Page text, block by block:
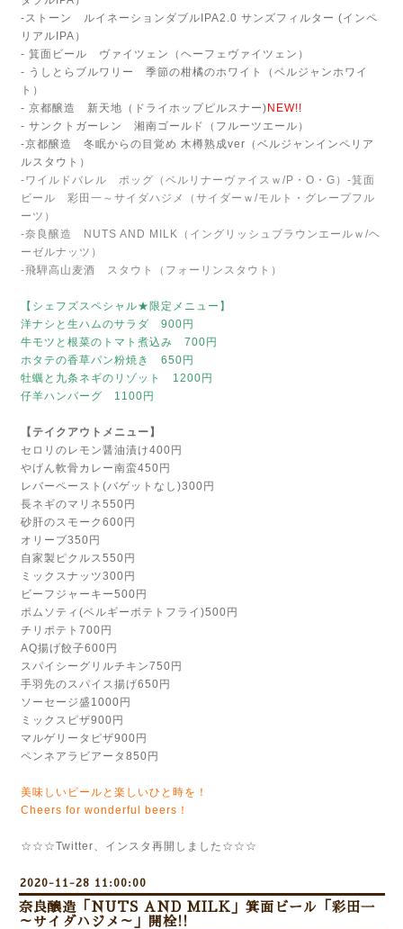
-ストーン ルイネーションダブルIPA2.0 サンズフィルター (インペ
リアルIPA）
- 箕面ビール ヴァイツェン（ヘーフェヴァイツェン）
- うしとらブルワリー 季節の柑橘のホワイト（ベルジャンホワイ
ト）
- 京都醸造 新天地（ドライホップピルスナー) NEW!!
- サンクトガーレン 湘南ゴールド（フルーツエール）
-京都醸造 冬眠からの目覚め 木樽熟成ver（ベルジャンインペリア
ルスタウト）
-ワイルドバレル ポッグ（ベルリナーヴァイスｗ/P・O・G） -箕面
ビール 彩田一～サイダハジメ（サイダーｗ/モルト・グレープフル
ーツ）
-奈良醸造 NUTS AND MILK（イングリッシュブラウンエールｗ/ヘ
ーゼルナッツ）
-飛騨高山麦酒 スタウト（フォーリンスタウト）
【シェフズスペシャル★限定メニュー】
洋ナシと生ハムのサラダ 900円
牛モツと根菜のトマト煮込み 700円
ホタテの香草パン粉焼き 650円
牡蠣と九条ネギのリゾット 1200円
仔羊ハンバーグ 1100円
【テイクアウトメニュー】
セロリのレモン醤油漬け400円
やげん軟骨カレー南蛮450円
レバーペースト(バゲットなし)300円
長ネギのマリネ550円
砂肝のスモーク600円
オリーブ350円
自家製ピクルス550円
ミックスナッツ300円
ビーフジャーキー500円
ポムソティ(ベルギーポテトフライ)500円
チリポテト700円
AQ揚げ餃子600円
スパイシーグリルチキン750円
手羽先のスパイス揚げ650円
ソーセージ盛1000円
ミックスピザ900円
マルゲリータピザ900円
ペンネアラビアータ850円
美味しいビールと楽しいひと時を！
Cheers for wonderful beers！
☆☆☆Twitter、インスタ再開しました☆☆☆
2020-11-28 11:00:00
奈良醸造「NUTS AND MILK」箕面ビール「彩田一
～サイダハジメ～」開栓!!